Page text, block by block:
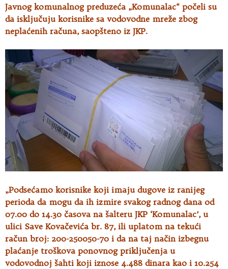
Javnog komunalnog preduzeća „Komunalac“ počeli su
da isključuju korisnike sa vodovodne mreže zbog
neplaćenih računa, saopšteno iz JKP.
„Podsećamo korisnike koji imaju dugove iz ranijeg
perioda da mogu da ih izmire svakog radnog dana od
07.00 do 14.30 časova na šalteru JKP ‘Komunalac’, u
ulici Save Kovačevića br. 87, ili uplatom na tekući
račun broj: 200-250050-70 i da na taj način izbegnu
plaćanje troškova ponovnog priključenja u
vodovodnoj šahti koji iznose 4.488 dinara kao i 10.254